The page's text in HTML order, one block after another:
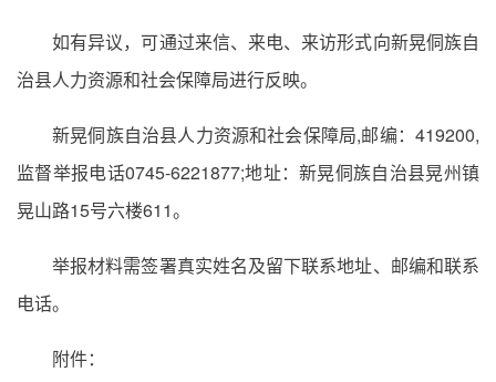
如有异议，可通过来信、来电、来访形式向新晃侗族自
治县人力资源和社会保障局进行反映。
新晃侗族自治县人力资源和社会保障局,邮编：419200,
监督举报电话0745-6221877;地址：新晃侗族自治县晃州镇
晃山路15号六楼611。
举报材料需签署真实姓名及留下联系地址、邮编和联系
电话。
附件：